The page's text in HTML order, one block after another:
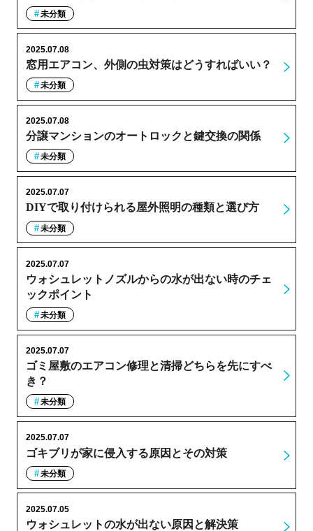
未分類
窓用エアコン、外側の虫対策はどうすればいい？
2025.07.08
未分類
分譲マンションのオートロックと鍵交換の関係
2025.07.08
未分類
DIYで取り付けられる屋外照明の種類と選び方
2025.07.07
未分類
ウォシュレットノズルからの水が出ない時のチェ
ックポイント
2025.07.07
未分類
ゴミ屋敷のエアコン修理と清掃どちらを先にすべ
き？
2025.07.07
未分類
ゴキブリが家に侵入する原因とその対策
2025.07.07
未分類
ウォシュレットの水が出ない原因と解決策
2025.07.05